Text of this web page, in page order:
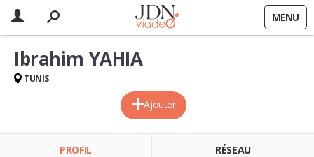
MENU
Ajouter
Ibrahim YAHIA
TUNIS
PROFIL RÉSEAU